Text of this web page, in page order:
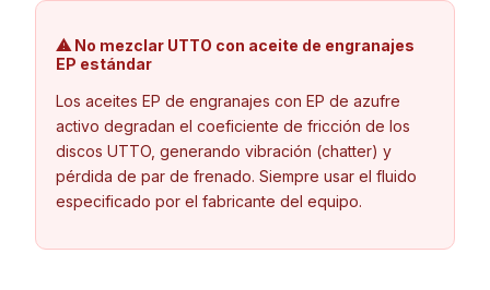
⚠ No mezclar UTTO con aceite de engranajes
EP estándar
Los aceites EP de engranajes con EP de azufre
activo degradan el coeficiente de fricción de los
discos UTTO, generando vibración (chatter) y
pérdida de par de frenado. Siempre usar el fluido
especificado por el fabricante del equipo.